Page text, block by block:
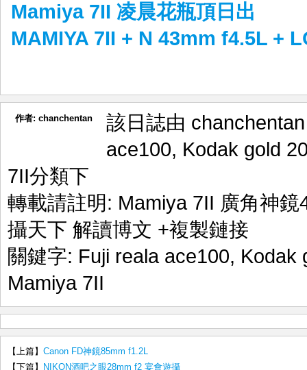
Mamiya 7II 凌晨花瓶頂日出
MAMIYA 7II + N 43mm f4.5L +
作者: chanchentan
該日誌由
ace100, Kodak gold
7II分類下
轉載請註明: Mamiya 7II 廣角神
攝天下 解讀博文 +複製鏈接
關鍵字: Fuji reala ace100, Kodak
Mamiya 7II
【上篇】 Canon FD神鏡85mm f1.2L
【下篇】
NIKON酒吧之眼28mm f2 宴會遊攝